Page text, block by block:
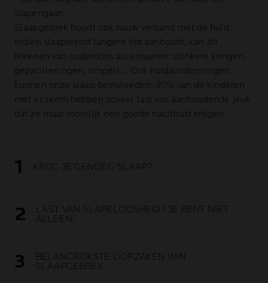
slapengaan
Slaapgebrek houdt ook nauw verband met de huid.
Indien slaaptekort langere tijd aanhoudt, kan dit
tekenen van ouderdom accentueren: donkere kringen,
gezwollen ogen, rimpels… Ook huidaandoeningen
kunnen onze slaap beïnvloeden: 90% van de kinderen
met eczeem hebben zoveel last van aanhoudende jeuk
dat ze maar moeilijk een goede nachtrust krijgen.
KRIJG JE GENOEG SLAAP?
LAST VAN SLAPELOOSHEID? JE BENT NIET
ALLEEN!
BELANGRIJKSTE OORZAKEN VAN
SLAAPGEBREK